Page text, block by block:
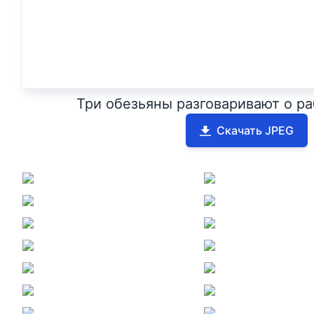
Три обезьяны разговаривают о
Скачать JPEG